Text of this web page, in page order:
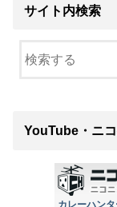
サイト内検索
YouTube・ニ